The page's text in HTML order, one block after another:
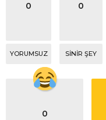
0
YORUMSUZ
0
SINIR ŞEY
0